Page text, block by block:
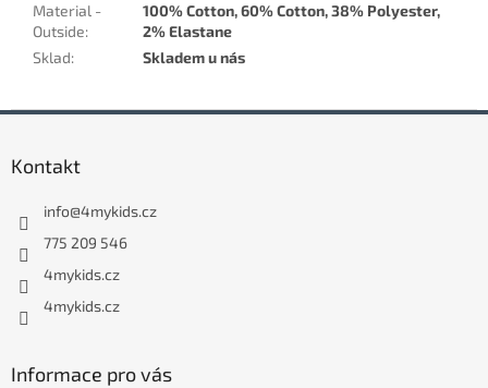
Material -
Outside:
100% Cotton, 60% Cotton, 38% Polyester,
2% Elastane
Sklad: Skladem u nás
Kontakt
info@4mykids.cz
775 209 546
4mykids.cz
4mykids.cz
Informace pro vás